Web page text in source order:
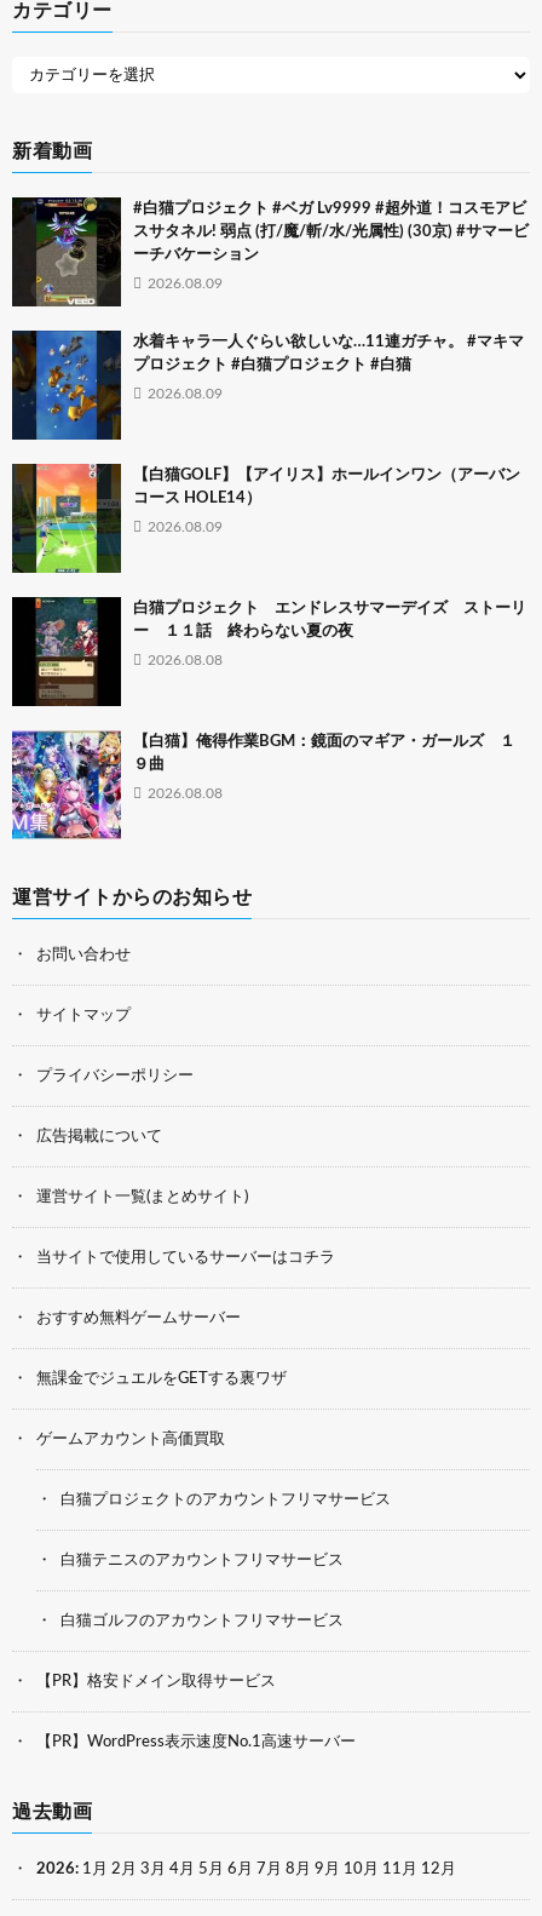
カテゴリー
新着動画
#白猫プロジェクト #ベガ Lv9999 #超外道！コスモアビ
スサタネル! 弱点 (打/魔/斬/水/光属性) (30京) #サマービ
ーチバケーション
2026.08.09
水着キャラ一人ぐらい欲しいな…11連ガチャ。 #マキマ
プロジェクト #白猫プロジェクト #白猫
2026.08.09
【白猫GOLF】【アイリス】ホールインワン（アーバン
コース HOLE14）
2026.08.09
白猫プロジェクト エンドレスサマーデイズ ストーリ
ー １１話 終わらない夏の夜
2026.08.08
【白猫】俺得作業BGM：鏡面のマギア・ガールズ １
９曲
2026.08.08
運営サイトからのお知らせ
お問い合わせ
サイトマップ
プライバシーポリシー
広告掲載について
運営サイト一覧(まとめサイト)
当サイトで使用しているサーバーはコチラ
おすすめ無料ゲームサーバー
無課金でジュエルをGETする裏ワザ
ゲームアカウント高価買取
白猫プロジェクトのアカウントフリマサービス
白猫テニスのアカウントフリマサービス
白猫ゴルフのアカウントフリマサービス
【PR】格安ドメイン取得サービス
【PR】WordPress表示速度No.1高速サーバー
過去動画
2026: 1月 2月 3月 4月 5月 6月 7月 8月 9月 10月 11月 12月